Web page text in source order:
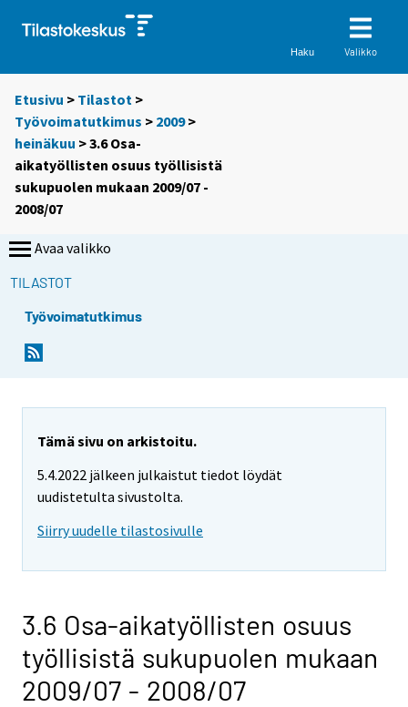
Haku Valikko
Etusivu > Tilastot >
Työvoimatutkimus > 2009>
heinäkuu > 3.6 Osa-
aikatyöllisten osuus työllisistä
sukupuolen mukaan 2009/07 -
2008/07
Avaa valikko
TILASTOT
Työvoimatutkimus
Tämä sivu on arkistoitu.
5.4.2022 jälkeen julkaistut tiedot löydät
uudistetulta sivustolta.
Siirry uudelle tilastosivulle
3.6 Osa-aikatyöllisten osuus
työllisistä sukupuolen mukaan
2009/07 - 2008/07